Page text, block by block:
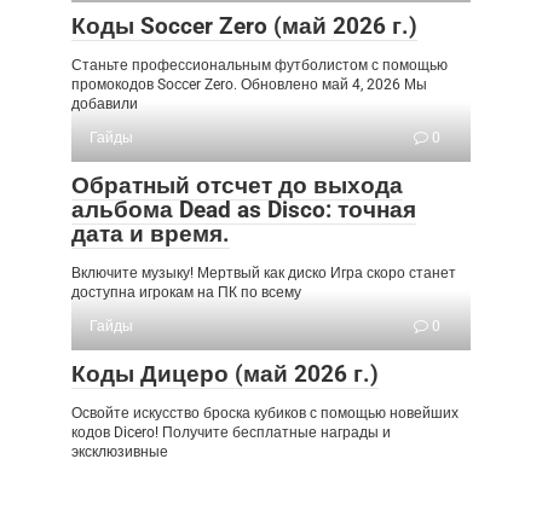
Коды Soccer Zero (май 2026 г.)
Станьте профессиональным футболистом с помощью
промокодов Soccer Zero. Обновлено май 4, 2026 Мы
добавили
Гайды
0
Обратный отсчет до выхода
альбома Dead as Disco: точная
дата и время.
Включите музыку! Мертвый как диско Игра скоро станет
доступна игрокам на ПК по всему
Гайды
0
Коды Дицеро (май 2026 г.)
Освойте искусство броска кубиков с помощью новейших
кодов Dicero! Получите бесплатные награды и
эксклюзивные